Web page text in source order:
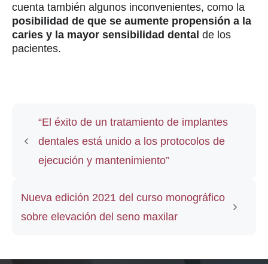
cuenta también algunos inconvenientes, como la
posibilidad de que se aumente propensión a la
caries y la mayor sensibilidad dental de los
pacientes.
“El éxito de un tratamiento de implantes
dentales está unido a los protocolos de
ejecución y mantenimiento”
Nueva edición 2021 del curso monográfico
sobre elevación del seno maxilar